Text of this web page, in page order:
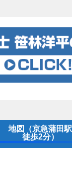
地図（京急蒲田駅
徒歩2分）